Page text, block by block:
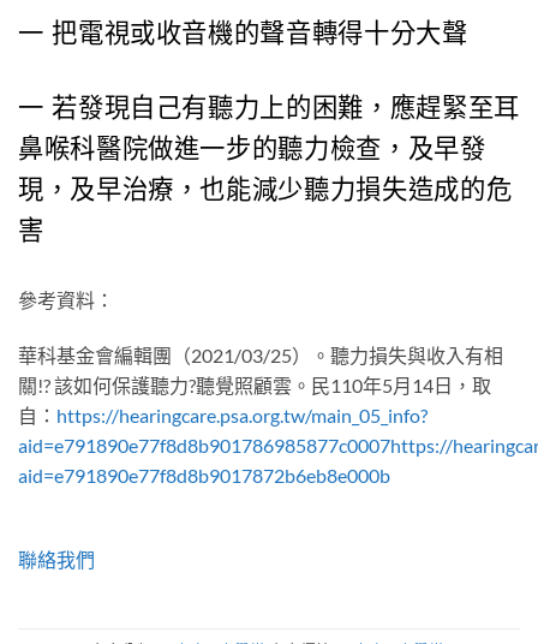
一 把電視或收音機的聲音轉得十分大聲
一 若發現自己有聽力上的困難，應趕緊至耳
鼻喉科醫院做進一步的聽力檢查，及早發
現，及早治療，也能減少聽力損失造成的危
害
參考資料：
華科基金會編輯團（2021/03/25）。聽力損失與收入有相
關!? 該如何保護聽力?聽覺照顧雲。民110年5月14日，取
自： https://hearingcare.psa.org.tw/main_05_info?
aid=e791890e77f8d8b901786985877c0007https://
aid=e791890e77f8d8b9017872b6eb8e000b
聯絡我們